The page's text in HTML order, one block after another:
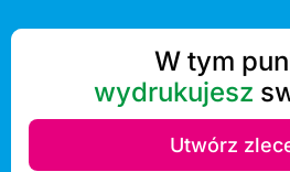
W tym
wydrukujesz
Utwórz